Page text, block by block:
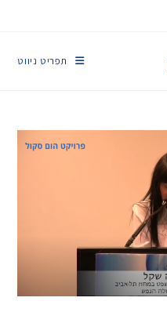
תפריט ניווט